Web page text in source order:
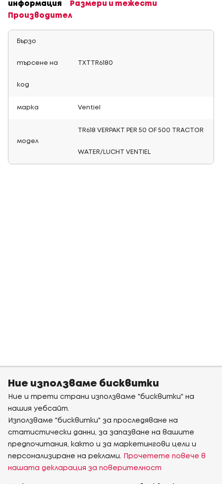
информация
Размери и тежести
Производител
Бързо
търсене на
код
TXTTR6180
марка Ventiel
модел
TR618 VERPAKT PER 50 OF 500 TRACTOR
WATER/LUCHT VENTIEL
Ние използваме бисквитки
Ние и трети страни използваме "бисквитки" на
нашия уебсайт.
Използваме "бисквитки" за проследяване на
статистически данни, за запазване на вашите
предпочитания, както и за маркетингови цели и
персонализиране на реклами.
Прочетете повече в
нашата декларация за поверителност